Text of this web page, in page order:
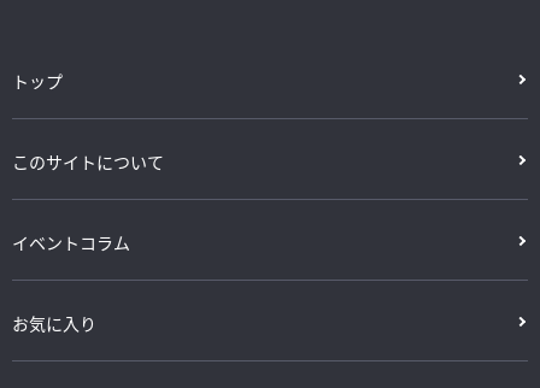
トップ
このサイトについて
イベントコラム
お気に入り